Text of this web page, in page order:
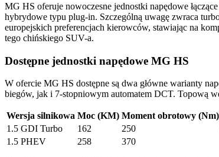
MG HS oferuje nowoczesne jednostki napędowe
hybrydowe typu plug-in. Szczególną uwagę zwraca
europejskich preferencjach kierowców, stawiając na
tego chińskiego SUV-a.
Dostępne jednostki napędowe MG HS
W ofercie MG HS dostępne są dwa główne warianty
biegów, jak i 7-stopniowym automatem DCT. Topową
Wersja silnikowa Moc (KM) Moment obrotowy (Nm)
1.5 GDI Turbo
162 250
1.5 PHEV
258 370